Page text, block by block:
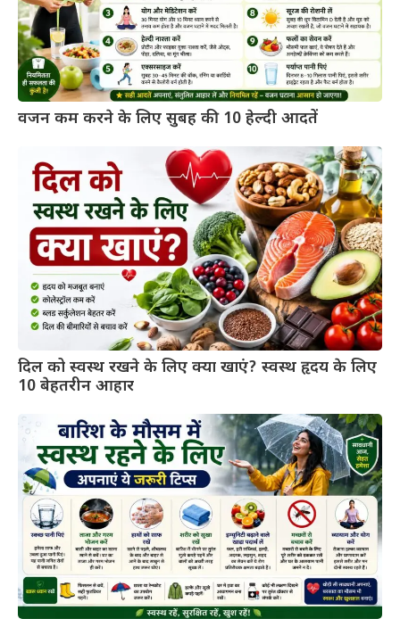
वजन कम करने के लिए सुबह की 10 हेल्दी आदतें
दिल को स्वस्थ रखने के लिए क्या खाएं? स्वस्थ हृदय के लिए
10 बेहतरीन आहार